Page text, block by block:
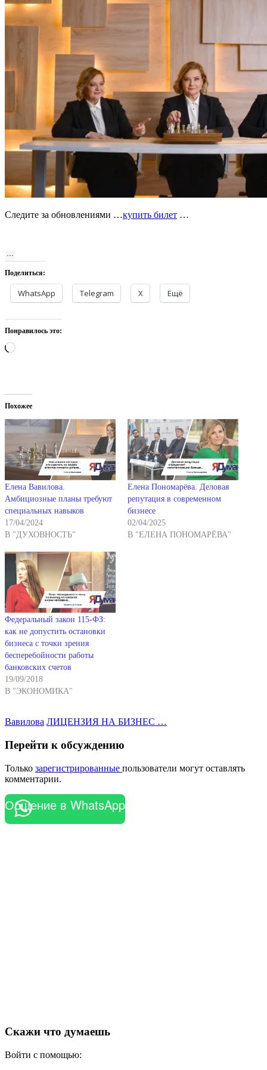
Следите за обновлениями …купить билет …
Поделиться:
WhatsApp Telegram X Ещё
Понравилось это:
Загрузка…
Похожее
Елена Вавилова.
Амбициозные планы требуют
специальных навыков
17/04/2024
В "ДУХОВНОСТЬ"
Елена Пономарёва. Деловая
репутация в современном
бизнесе
02/04/2025
В "ЕЛЕНА ПОНОМАРЁВА"
Федеральный закон 115-ФЗ:
как не допустить остановки
бизнеса с точки зрения
бесперебойности работы
банковских счетов
19/09/2018
В "ЭКОНОМИКА"
Вавилова ЛИЦЕНЗИЯ НА БИЗНЕС …
Перейти к обсуждению
Только зарегистрированные пользователи могут оставлять
комментарии.
Общение в WhatsApp
Скажи что думаешь
Войти с помощью: